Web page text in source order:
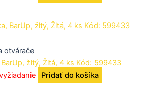
otvárače
BarUp, žltý, Žltá, 4 ks Kód: 599433
Pridať do košíka